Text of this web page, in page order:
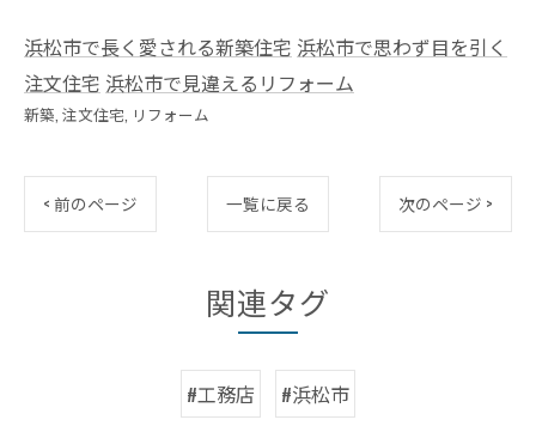
浜松市で長く愛される新築住宅 浜松市で思わず目を引く
注文住宅 浜松市で見違えるリフォーム
新築 注文住宅 リフォーム
< 前のページ 一覧に戻る 次のページ >
関連タグ
#工務店 #浜松市